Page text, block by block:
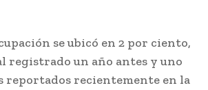
se ubicó en 2 por ciento,
un año antes y uno
reportados recientemente en la